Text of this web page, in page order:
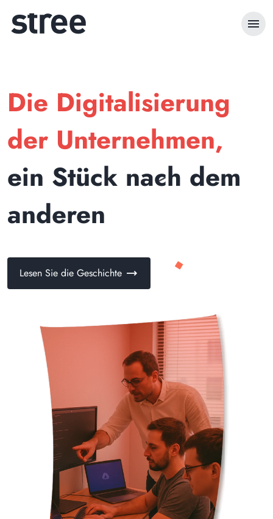
menu
Die Digitalisierung
der Unternehmen,
ein Stück nach dem
anderen
Lesen Sie die Geschichte trending_flat